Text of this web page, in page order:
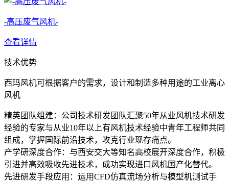
-高压废气风机-
查看详情
技术优势
西玛风机可根据客户的需求，设计和制造多种用途的工业离心
风机
精英团队组建： 公司技术研发团队汇聚50年从业风机技术研发
经验的专家与从业10年以上有风机技术经验中青年工程师共同
组成，掌握国际前沿技术，攻克行业现存痛点。
产学研深度合作： 与西安交大等知名高校展开深度合作，积极
引进并高效吸收先进技术，成功实现进口风机国产化替代。
先进研发手段应用： 运用CFD仿真流场分析与模型机测试手